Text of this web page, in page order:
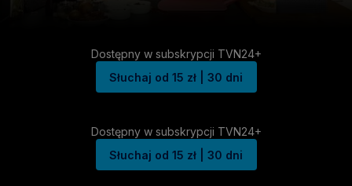
Dostępny w subskrypcji TVN24+
Słuchaj od 15 zł | 30 dni
Dostępny w subskrypcji TVN24+
Słuchaj od 15 zł | 30 dni